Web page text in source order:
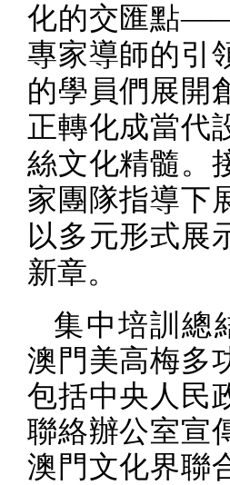
化的交匯點
專家導師的引
的學員們展開
正轉化成當代
絲文化精髓。
家團隊指導下
以多元形式展
新章。
集中培訓總
澳門美高梅多
包括中央人民
聯絡辦公室宣
澳門文化界聯